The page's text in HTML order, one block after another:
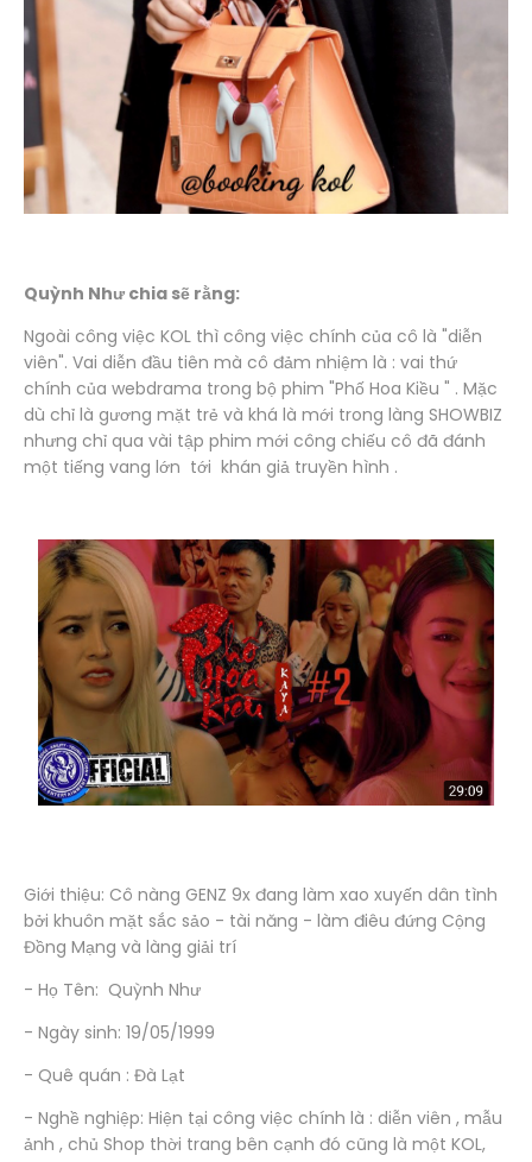
Quỳnh Như chia sẽ rằng:
Ngoài công việc KOL thì công việc chính của cô là "diễn
viên". Vai diễn đầu tiên mà cô đảm nhiệm là : vai thứ
chính của webdrama trong bộ phim "Phố Hoa Kiều " . Mặc
dù chỉ là gương mặt trẻ và khá là mới trong làng SHOWBIZ
nhưng chỉ qua vài tập phim mới công chiếu cô đã đánh
một tiếng vang lớn tới khán giả truyền hình .
Giới thiệu: Cô nàng GENZ 9x đang làm xao xuyến dân tình
bởi khuôn mặt sắc sảo - tài năng - làm điêu đứng Cộng
Đồng Mạng và làng giải trí
- Họ Tên: Quỳnh Như
- Ngày sinh: 19/05/1999
- Quê quán : Đà Lạt
- Nghề nghiệp: Hiện tại công việc chính là : diễn viên , mẫu
ảnh , chủ Shop thời trang bên cạnh đó cũng là một KOL,